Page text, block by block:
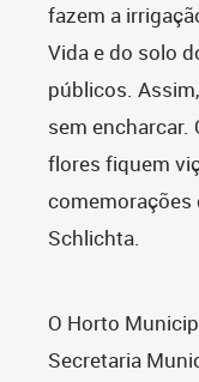
fazem a
Vida e do solo
públicos.
sem encharcar.
flores fiquem
comemorações
Schlichta.
O Horto
Secretaria